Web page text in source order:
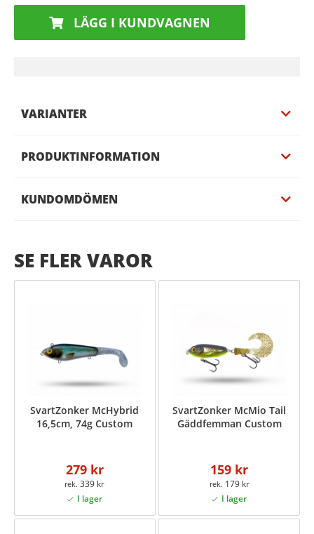
LÄGG I KUNDVAGNEN
VARIANTER
PRODUKTINFORMATION
KUNDOMDÖMEN
SE FLER VAROR
SvartZonker McHybrid
16,5cm, 74g Custom
279 kr
339 kr
SvartZonker McMio Tail
Gäddfemman Custom
159 kr
179 kr